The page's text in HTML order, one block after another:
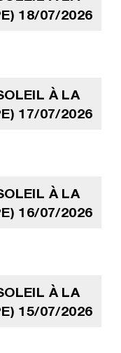
18/07/2026
À LA
17/07/2026
À LA
16/07/2026
À LA
15/07/2026